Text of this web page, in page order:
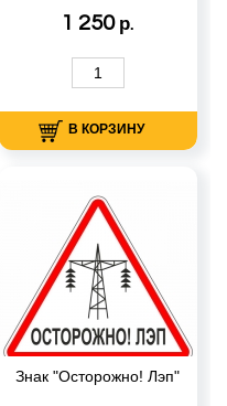
1 250 р.
В КОРЗИНУ
Знак "Осторожно! Лэп"